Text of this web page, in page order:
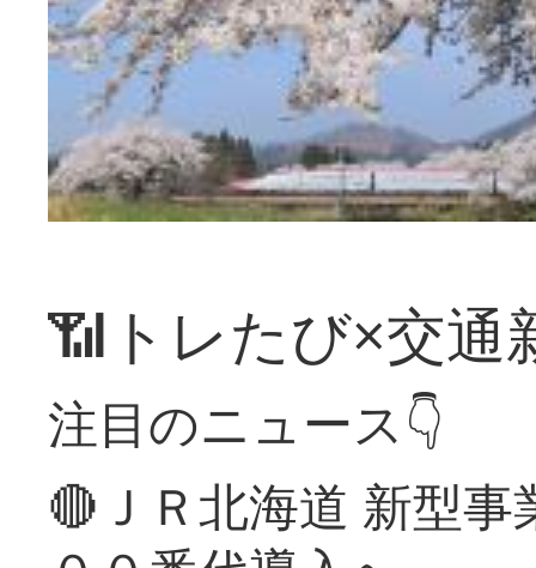
📶トレたび×交通
注目のニュース👇
🔴ＪＲ北海道 新型